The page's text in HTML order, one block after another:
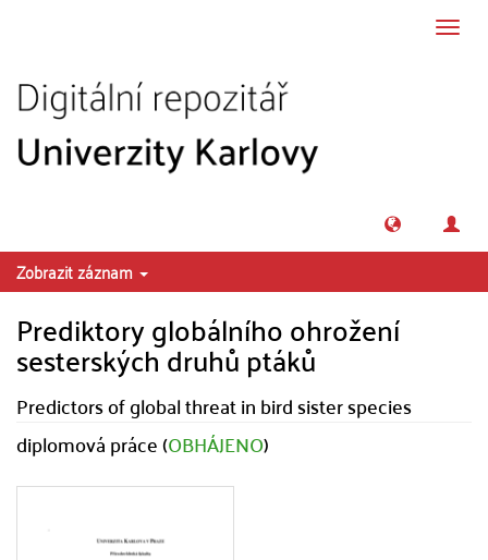
Zobrazit záznam
Prediktory globálního ohrožení
sesterských druhů ptáků
Predictors of global threat in bird sister species
diplomová práce (OBHÁJENO)